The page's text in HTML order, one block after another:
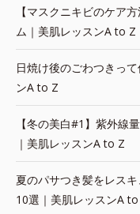
【マスクニキビのケア
ム｜美肌レッスンA to Z
日焼け後のごわつきっ
ンA to Z
【冬の美白#1】紫外線
｜美肌レッスンA to Z
夏のパサつき髪をレス
10選｜美肌レッスンA